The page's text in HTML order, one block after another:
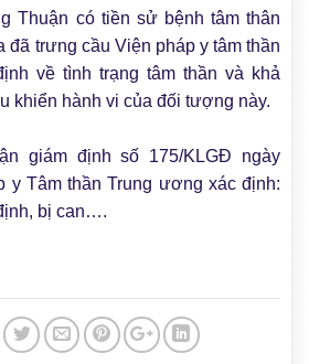
Thuận có tiền sử bệnh tâm thân
đã trưng cầu Viện pháp y tâm thần
về tình trạng tâm thần và khả
khiển hành vi của đối tượng này.
giám định số 175/KLGĐ ngày
y Tâm thần Trung ương xác định:
bị can….